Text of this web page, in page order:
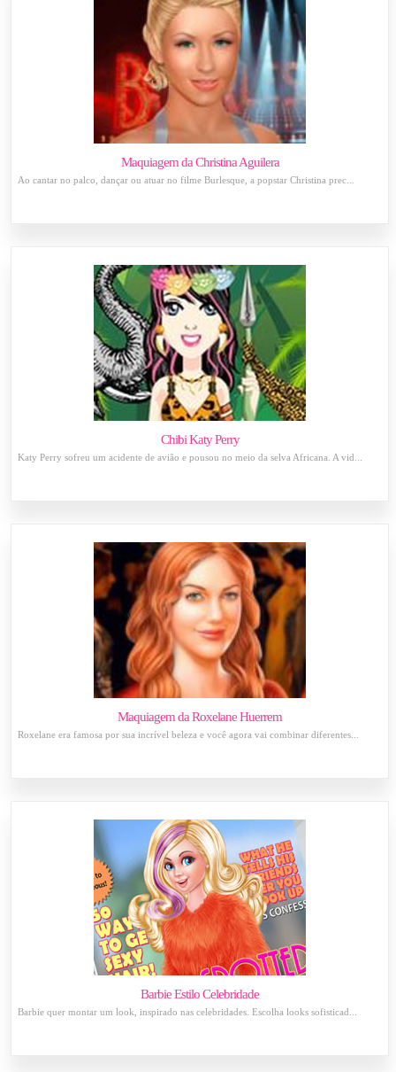
Maquiagem da Christina Aguilera
Ao cantar no palco, dançar ou atuar no filme Burlesque, a popstar Christina prec...
Chibi Katy Perry
Katy Perry sofreu um acidente de avião e pousou no meio da selva Africana. A vid...
Maquiagem da Roxelane Huerrem
Roxelane era famosa por sua incrível beleza e você agora vai combinar diferentes...
Barbie Estilo Celebridade
Barbie quer montar um look, inspirado nas celebridades. Escolha looks sofisticad...